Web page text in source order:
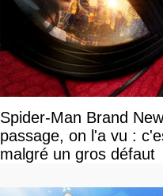
Spider-Man Brand
passage, on l'a vu :
malgré un gros défaut